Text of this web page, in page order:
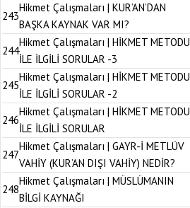
243
Hikmet Çalışmaları | KUR’AN’DAN
BAŞKA KAYNAK VAR MI?
244
Hikmet Çalışmaları | HİKMET METODU
İLE İLGİLİ SORULAR -3
245
Hikmet Çalışmaları | HİKMET METODU
İLE İLGİLİ SORULAR -2
246
Hikmet Çalışmaları | HİKMET METODU
İLE İLGİLİ SORULAR
247
Hikmet Çalışmaları | GAYR-İ METLÜV
VAHİY (KUR’AN DIŞI VAHİY) NEDİR?
248
Hikmet Çalışmaları | MÜSLÜMANIN
BİLGİ KAYNAĞI